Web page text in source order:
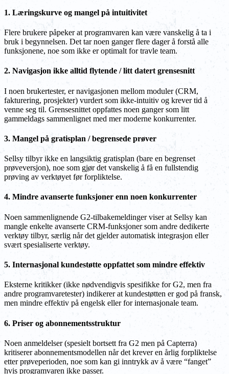
1. Læringskurve og mangel på intuitivitet
Flere brukere påpeker at programvaren kan være vanskelig å ta i
bruk i begynnelsen. Det tar noen ganger flere dager å forstå alle
funksjonene, noe som ikke er optimalt for travle team.
2. Navigasjon ikke alltid flytende / litt datert grensesnitt
I noen brukertester, er navigasjonen mellom moduler (CRM,
fakturering, prosjekter) vurdert som ikke-intuitiv og krever tid å
venne seg til. Grensesnittet oppfattes noen ganger som litt
gammeldags sammenlignet med mer moderne konkurrenter.
3. Mangel på gratisplan / begrensede prøver
Sellsy tilbyr ikke en langsiktig gratisplan (bare en begrenset
prøveversjon), noe som gjør det vanskelig å få en fullstendig
prøving av verktøyet før forpliktelse.
4. Mindre avanserte funksjoner enn noen konkurrenter
Noen sammenlignende G2-tilbakemeldinger viser at Sellsy kan
mangle enkelte avanserte CRM-funksjoner som andre dedikerte
verktøy tilbyr, særlig når det gjelder automatisk integrasjon eller
svært spesialiserte verktøy.
5. Internasjonal kundestøtte oppfattet som mindre effektiv
Eksterne kritikker (ikke nødvendigvis spesifikke for G2, men fra
andre programvaretester) indikerer at kundestøtten er god på fransk,
men mindre effektiv på engelsk eller for internasjonale team.
6. Priser og abonnementsstruktur
Noen anmeldelser (spesielt bortsett fra G2 men på Capterra)
kritiserer abonnementsmodellen når det krever en årlig forpliktelse
etter prøveperioden, noe som kan gi inntrykk av å være “fanget”
hvis programvaren ikke passer.